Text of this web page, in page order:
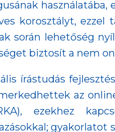
korosztályt,
során lehetőség
biztosít a nem
írástudás
az
ezekhez
gyakorlatot